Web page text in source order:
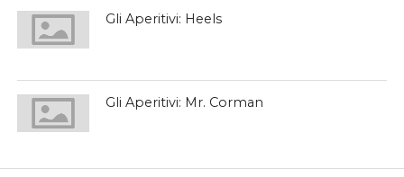
Gli Aperitivi: Heels
Gli Aperitivi: Mr. Corman